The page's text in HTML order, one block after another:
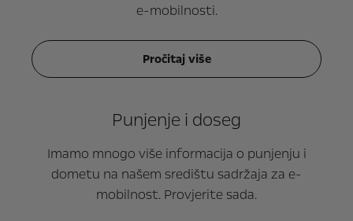
e-mobilnosti.
Pročitaj više
Punjenje i doseg
Imamo mnogo više informacija o punjenju i
dometu na našem središtu sadržaja za e-
mobilnost. Provjerite sada.